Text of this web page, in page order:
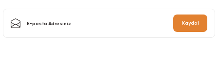
Vakum Poşeti Tırtıklı 30 cm x 5 metre Kaydol